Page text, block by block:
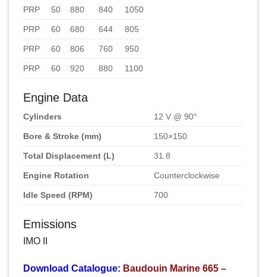
PRP 50 880 840 1050
PRP 60 680 644 805
PRP 60 806 760 950
PRP 60 920 880 1100
Engine Data
Cylinders 12 V @ 90°
Bore & Stroke (mm) 150×150
Total Displacement (L) 31.8
Engine Rotation Counterclockwise
Idle Speed (RPM) 700
Emissions
IMO II
Download Catalogue: Baudouin Marine 665 –